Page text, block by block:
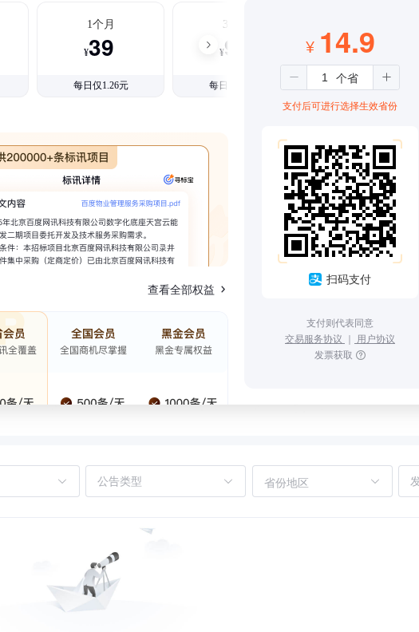
1个月
¥39
每日仅1.26元
3个月
¥99
每日仅1.08元
查看全部权益
¥ 14.9
支付后可进行选择生效省份
扫码支付
支付则代表同意
交易服务协议 ｜ 用户协议
发票获取
省份地区